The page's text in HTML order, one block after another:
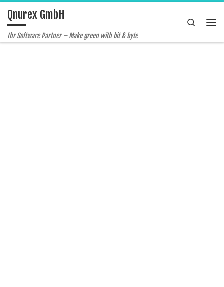
Zum Inhalt springen
Qnurex GmbH
Ihr Software Partner – Make green with bit & byte
Search